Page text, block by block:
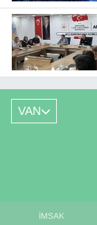
VAN
İMSAK